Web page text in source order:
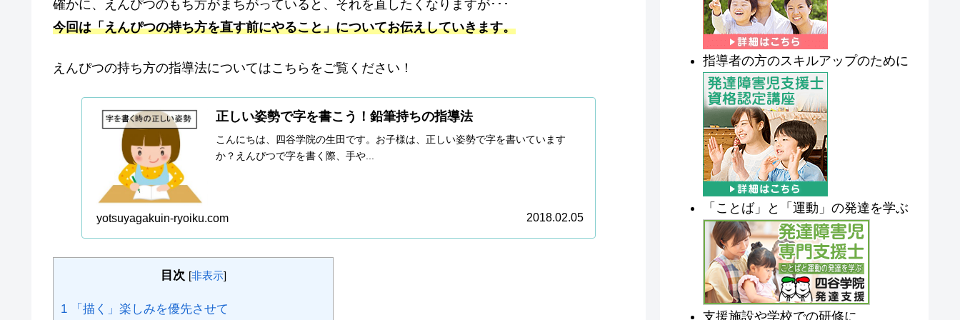
確かに、えんぴつのもち方がまちがっていると、それを直したくなりますが･･･
今回は「えんぴつの持ち方を直す前にやること」についてお伝えしていきます。
えんぴつの持ち方の指導法についてはこちらをご覧ください！
正しい姿勢で字を書こう！鉛筆持ちの指導法
こんにちは、四谷学院の生田です。お子様は、正しい姿勢で字を書いています
か？えんぴつで字を書く際、手や...
yotsuyagakuin-ryoiku.com 2018.02.05
目次 [非表示]
1 「描く」楽しみを優先させて
指導者の方のスキルアップのために
「ことば」と「運動」の発達を学ぶ
支援施設や学校での研修に